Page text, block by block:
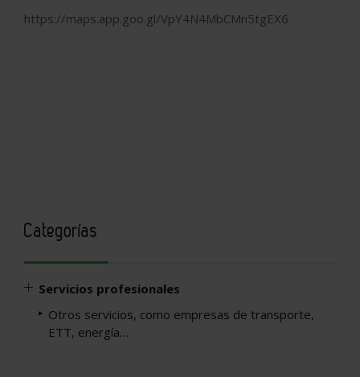
https://maps.app.goo.gl/VpY4N4MbCMn5tgEX6
Categorías
Servicios profesionales
Otros servicios, como empresas de transporte,
ETT, energía…